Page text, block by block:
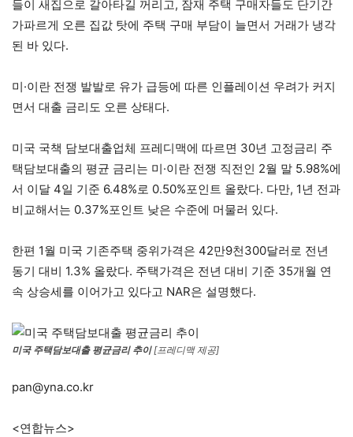
들이 새집으로 갈아타길 꺼리고, 잠재 주택 구매자들도 단기간
가파르게 오른 집값 탓에 주택 구매 부담이 늘면서 거래가 냉각
된 바 있다.
미·이란 전쟁 발발로 유가 급등에 따른 인플레이션 우려가 커지
면서 대출 금리도 오른 상태다.
미국 국책 담보대출업체 프레디맥에 따르면 30년 고정금리 주
택담보대출의 평균 금리는 미·이란 전쟁 직전인 2월 말 5.98%에
서 이달 4일 기준 6.48%로 0.50%포인트 올랐다. 다만, 1년 전과
비교해서는 0.37%포인트 낮은 수준에 머물러 있다.
한편 1월 미국 기존주택 중위가격은 42만9천300달러로 전년
동기 대비 1.3% 올랐다. 주택가격은 전년 대비 기준 35개월 연
속 상승세를 이어가고 있다고 NAR은 설명했다.
미국 주택담보대출 평균금리 추이[프레디맥 제공]
pan@yna.co.kr
<연합뉴스>